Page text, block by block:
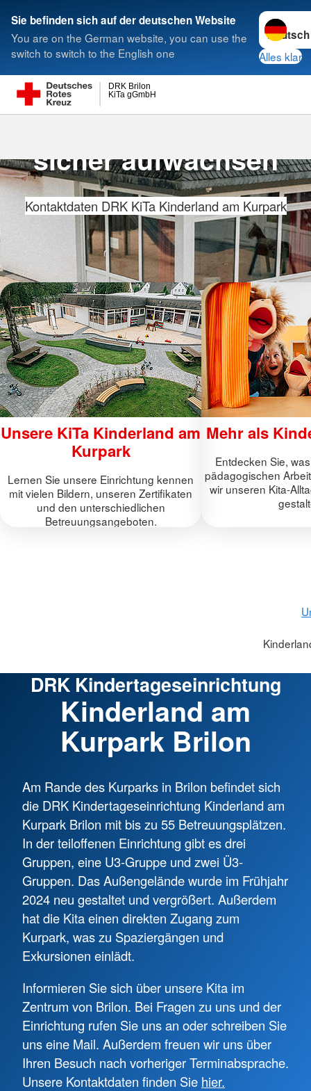
Sie befinden sich auf der deutschen Website
You are on the German website, you can use the
switch to switch to the English one
Sprache
Alles klar
KiTa gGmbH
DRK Brilon
Suche
sicher aufwachsen
Kontaktdaten DRK KiTa Kinderland am Kurpark
Unsere KiTa Kinderland am
Kurpark
Lernen Sie unsere Einrichtung kennen
mit vielen Bildern, unseren Zertifikaten
und den unterschiedlichen
Betreuungsangeboten.
Mehr als
Entdecken Sie,
pädagogischen
wir unseren Kita-
DRK Kindertageseinrichtung
Kinderland am
Kurpark Brilon
Am Rande des Kurparks in Brilon befindet sich
die DRK Kindertageseinrichtung Kinderland am
Kurpark Brilon mit bis zu 55 Betreuungsplätzen.
In der teiloffenen Einrichtung gibt es drei
Gruppen, eine U3-Gruppe und zwei Ü3-
Gruppen. Das Außengelände wurde im Frühjahr
2024 neu gestaltet und vergrößert. Außerdem
hat die Kita einen direkten Zugang zum
Kurpark, was zu Spaziergängen und
Exkursionen einlädt.
Informieren Sie sich über unsere Kita im
Zentrum von Brilon. Bei Fragen zu uns und der
Einrichtung rufen Sie uns an oder schreiben Sie
uns eine Mail. Außerdem freuen wir uns über
Ihren Besuch nach vorheriger Terminabsprache.
Unsere Kontaktdaten finden Sie hier.